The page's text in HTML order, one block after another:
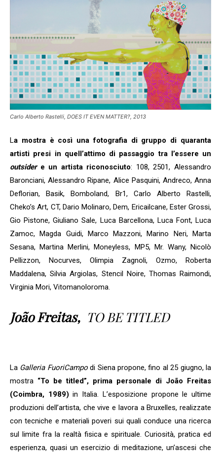
Carlo Alberto Rastelli, DOES IT EVEN MATTER?, 2013
La mostra è così una fotografia di gruppo di quaranta
artisti presi in quell’attimo di passaggio tra l’essere un
outsidere un artista riconosciuto: 108, 2501, Alessandro
Baronciani, Alessandro Ripane, Alice Pasquini, Andreco, Anna
Deflorian, Basik, Bomboland, Br1, Carlo Alberto Rastelli,
Cheko’s Art, CT, Dario Molinaro, Dem, Ericailcane, Ester Grossi,
Gio Pistone, Giuliano Sale, Luca Barcellona, Luca Font, Luca
Zamoc, Magda Guidi, Marco Mazzoni, Marino Neri, Marta
Sesana, Martina Merlini, Moneyless, MP5, Mr. Wany, Nicolò
Pellizzon, Nocurves, Olimpia Zagnoli, Ozmo, Roberta
Maddalena, Silvia Argiolas, Stencil Noire, Thomas Raimondi,
Virginia Mori, Vitomanoloroma.
João Freitas, TO BE TITLED
La Galleria FuoriCampodi Siena propone, fino al 25 giugno, la
mostra “To be titled”, prima personale di João Freitas
(Coimbra, 1989) in Italia. L’esposizione propone le ultime
produzioni dell’artista, che vive e lavora a Bruxelles, realizzate
con tecniche e materiali poveri sui quali conduce una ricerca
sul limite fra la realtà fisica e spirituale. Curiosità, pratica ed
esperienza, quasi un esercizio di meditazione, un’ascesi che
Iscriviti alla nostra
newsletter e scarica
Mercato dell'Arte 2026!
Iscriviti subito alle news di Collezione da
Tiffany e riceverai contenuti esclusivi
selezionati per te riguardanti il mercato
dell'arte.
Completa il form e potrai scaricare subito
gratuitamente la nuova Guida Mercato
dell'Arte 2026!
Sono un
collezionista
Si
No
ISCRIVITI!